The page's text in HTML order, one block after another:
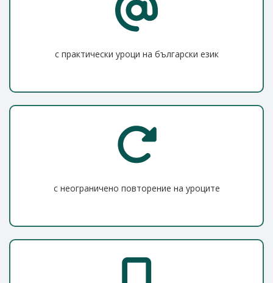
с практически уроци на български език
с неограничено повторение на уроците